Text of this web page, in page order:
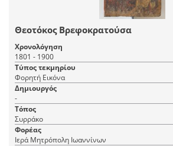
Θεοτόκος Βρεφοκρατούσα
Χρονολόγηση
1801 - 1900
Τύπος τεκμηρίου
Φορητή Εικόνα
Δημιουργός
-
Τόπος
Συρράκο
Φορέας
Ιερά Μητρόπολη Ιωαννίνων